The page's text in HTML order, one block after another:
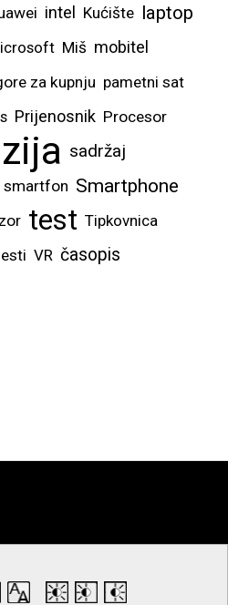
intel Kućište laptop
Miš mobitel
za kupnju pametni sat
Prijenosnik Procesor
sadržaj
smartfon Smartphone
test Tipkovnica
VR časopis